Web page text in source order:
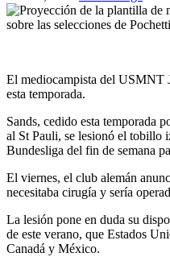
El mediocampista del USMNT
esta temporada.
Sands, cedido esta temporada
al St Pauli, se lesionó el tobillo
Bundesliga del fin de semana
El viernes, el club alemán
necesitaba cirugía y sería
La lesión pone en duda su
de este verano, que Estados
Canadá y México.